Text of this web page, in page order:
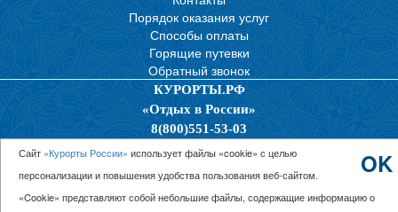
Порядок оказания услуг
Способы оплаты
Горящие путевки
Обратный звонок
КУРОРТЫ.РФ
«Отдых в России»
8(800)551-53-03
Политика конфиденциальности
© 2026 ООО “Единая Служба Бронирования”
OK
Сайт «Курорты России» использует файлы «cookie» с целью
персонализации и повышения удобства пользования веб-сайтом.
«Cookie» представляют собой небольшие файлы, содержащие информацию о